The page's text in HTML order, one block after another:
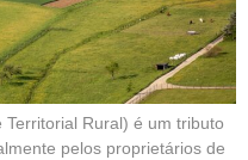
Rural) é um tributo
pelos proprietários de